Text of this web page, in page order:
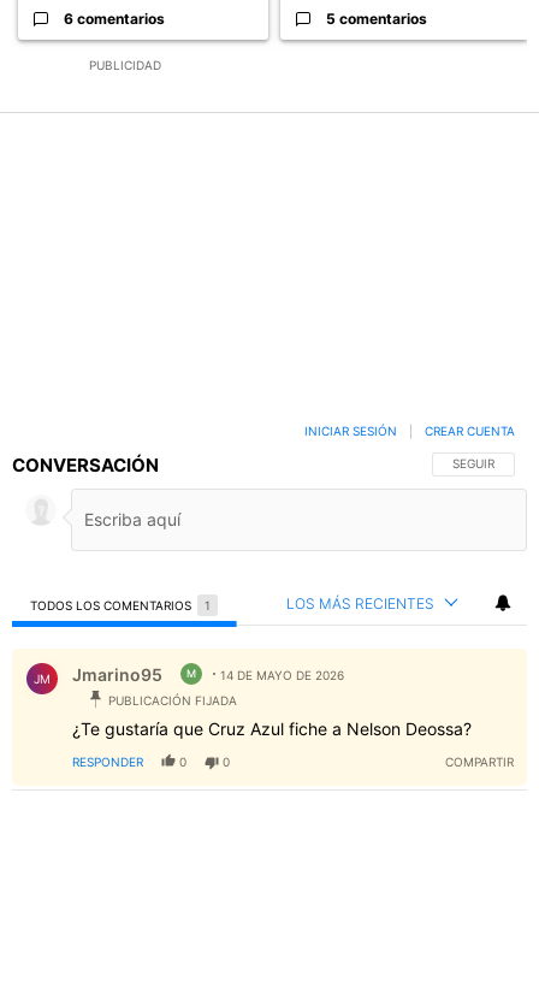
PUBLICIDAD
6 comentarios 5 comentarios
CONVERSACIÓN SIGA ESTA
SEGUIR
INICIAR SESIÓN CREAR CUENTA
TODOS LOS COMENTARIOS 1 LOS MÁS RECIENTES
Todos los comentarios
Comentario de Jmarino95.
JM Jmarino95 M
14 DE MAYO DE 2026
PUBLICACIÓN FIJADA
¿Te gustaría que Cruz Azul fiche a Nelson Deossa?
RESPONDER 0 0 COMPARTIR